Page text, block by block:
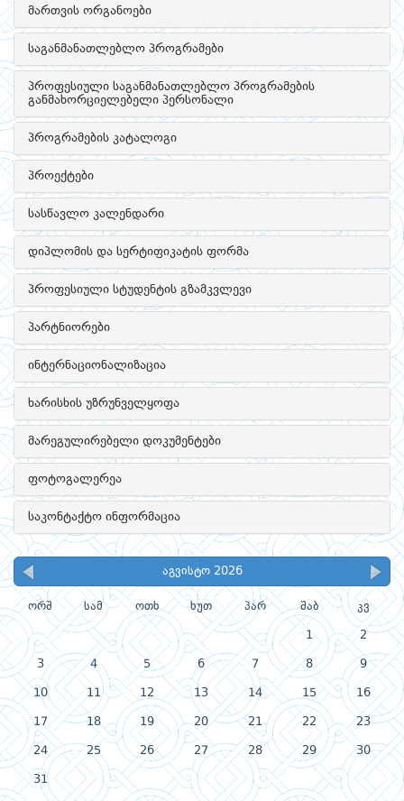
მართვის ორგანოები
საგანმანათლებლო პროგრამები
პროფესიული საგანმანათლებლო პროგრამების
განმახორციელებელი პერსონალი
პროგრამების კატალოგი
პროექტები
სასწავლო კალენდარი
დიპლომის და სერტიფიკატის ფორმა
პროფესიული სტუდენტის გზამკვლევი
პარტნიორები
ინტერნაციონალიზაცია
ხარისხის უზრუნველყოფა
მარეგულირებელი დოკუმენტები
ფოტოგალერეა
საკონტაქტო ინფორმაცია
აგვისტო 2026
ორშ სამ ოთხ ხუთ პარ შაბ კვ
1 2
3 4 5 6 7 8 9
10 11 12 13 14 15 16
17 18 19 20 21 22 23
24 25 26 27 28 29 30
31